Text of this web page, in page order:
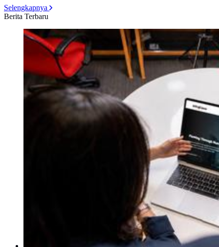
Selengkapnya
Berita Terbaru